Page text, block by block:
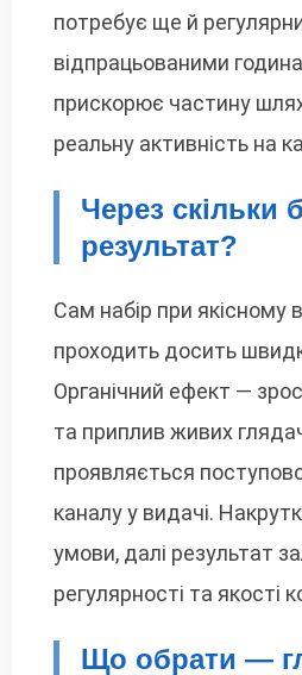
потребує ще й
відпрацьованими
прискорює частину
реальну активність на
Через скільки
результат?
Сам набір при якісному
проходить досить
Органічний ефект —
та приплив живих
проявляється
каналу у видачі.
умови, далі результат
регулярності та якості
Що обрати —